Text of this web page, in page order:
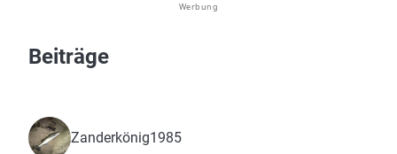
Werbung
Beiträge
Zanderkönig1985